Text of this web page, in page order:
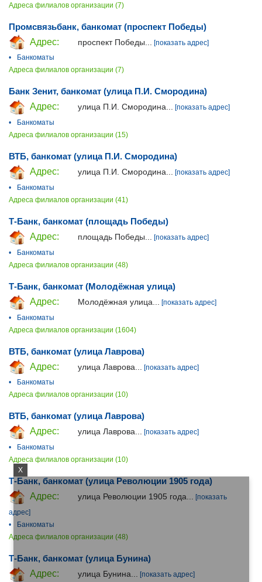
X
Адреса филиалов организации (7)
Промсвязьбанк, банкомат (проспект Победы)
Адрес:
проспект Победы...
[показать адрес]
•
Банкоматы
Адреса филиалов организации (7)
Банк Зенит, банкомат (улица П.И. Смородина)
Адрес:
улица П.И. Смородина... [показать адрес]
•
Банкоматы
Адреса филиалов организации (15)
ВТБ, банкомат (улица П.И. Смородина)
Адрес:
улица П.И. Смородина... [показать адрес]
•
Банкоматы
Адреса филиалов организации (41)
Т-Банк, банкомат (площадь Победы)
Адрес:
площадь Победы...
[показать адрес]
•
Банкоматы
Адреса филиалов организации (48)
Т-Банк, банкомат (Молодёжная улица)
Адрес:
Молодёжная улица...
[показать адрес]
•
Банкоматы
Адреса филиалов организации (1604)
ВТБ, банкомат (улица Лаврова)
Адрес:
улица Лаврова...
[показать адрес]
•
Банкоматы
Адреса филиалов организации (10)
ВТБ, банкомат (улица Лаврова)
Адрес:
улица Лаврова... [показать адрес]
•
Банкоматы
Адреса филиалов организации (10)
Т-Банк, банкомат (улица Революции 1905 года)
Адрес:
улица Революции 1905 года...
[показать
адрес]
•
Банкоматы
Адреса филиалов организации (48)
Т-Банк, банкомат (улица Бунина)
Адрес:
улица Бунина... [показать адрес]